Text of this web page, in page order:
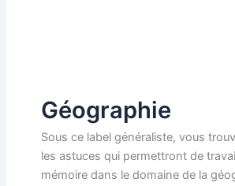
Géographie
Sous ce label généraliste, vous
les astuces qui permettront de
mémoire dans le domaine de la